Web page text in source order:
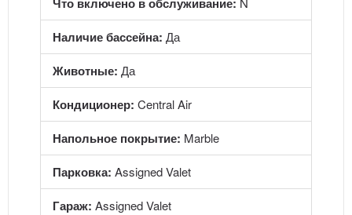
Наличие бассейна: Да
Животные: Да
Кондиционер: Central Air
Напольное покрытие: Marble
Парковка: Assigned Valet
Гараж: Assigned Valet